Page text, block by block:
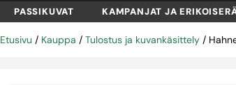
PASSIKUVAT KAMPANJAT JA
Etusivu / Kauppa / Tulostus ja kuvankäsittely /